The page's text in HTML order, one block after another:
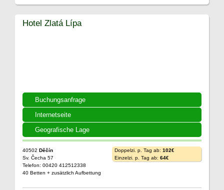
Buchungsanfrage
Internetseite
Geografische Lage
Hotel Zlatá Lípa
40502 Děčín
Sv. Čecha 57
Telefon: 00420 412512338
40 Betten + zusätzlich Aufbettung
Doppelzi. p. Tag ab: 102€
Einzelzi. p. Tag ab: 64€